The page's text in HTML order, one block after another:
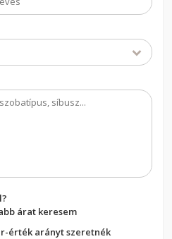
árat keresem
érték arányt szeretnék